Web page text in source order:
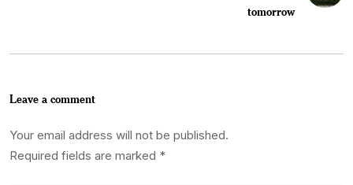
tomorrow
Leave a comment
Your email address will not be published.
Required fields are marked *